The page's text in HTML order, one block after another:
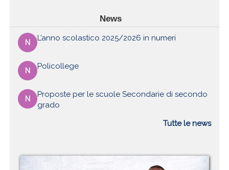
News
N L’anno scolastico 2025/2026 in numeri
N Policollege
N
Proposte per le scuole Secondarie di secondo
grado
Tutte le news